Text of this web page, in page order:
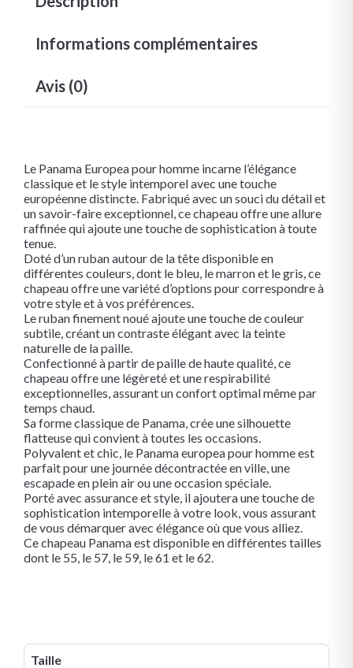
Informations complémentaires
Avis (0)
Le Panama Europea pour homme incarne l’élégance
classique et le style intemporel avec une touche
européenne distincte. Fabriqué avec un souci du détail et
un savoir-faire exceptionnel, ce chapeau offre une allure
raffinée qui ajoute une touche de sophistication à toute
tenue.
Doté d’un ruban autour de la tête disponible en
différentes couleurs, dont le bleu, le marron et le gris, ce
chapeau offre une variété d’options pour correspondre à
votre style et à vos préférences.
Le ruban finement noué ajoute une touche de couleur
subtile, créant un contraste élégant avec la teinte
naturelle de la paille.
Confectionné à partir de paille de haute qualité, ce
chapeau offre une légèreté et une respirabilité
exceptionnelles, assurant un confort optimal même par
temps chaud.
Sa forme classique de Panama, crée une silhouette
flatteuse qui convient à toutes les occasions.
Polyvalent et chic, le Panama europea pour homme est
parfait pour une journée décontractée en ville, une
escapade en plein air ou une occasion spéciale.
Porté avec assurance et style, il ajoutera une touche de
sophistication intemporelle à votre look, vous assurant
de vous démarquer avec élégance où que vous alliez.
Ce chapeau Panama est disponible en différentes tailles
dont le 55, le 57, le 59, le 61 et le 62.
Taille